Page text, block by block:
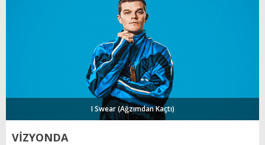
I Swear (Ağzımdan Kaçtı)
VİZYONDA